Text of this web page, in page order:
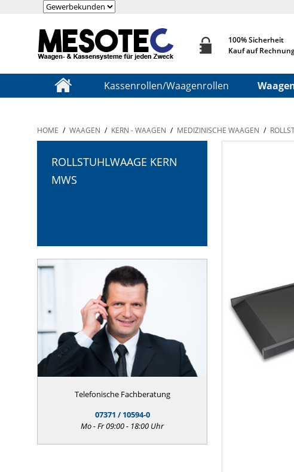
100% Sicherheit
Kauf auf
Kassenrollen/Waagenrollen
HOME / WAAGEN / KERN - WAAGEN / MEDIZINISCHE WAAGEN /
ROLLSTUHLWAAGE KERN
MWS
Telefonische Fachberatung
07371 / 10594-0
Mo - Fr 09:00 - 18:00 Uhr